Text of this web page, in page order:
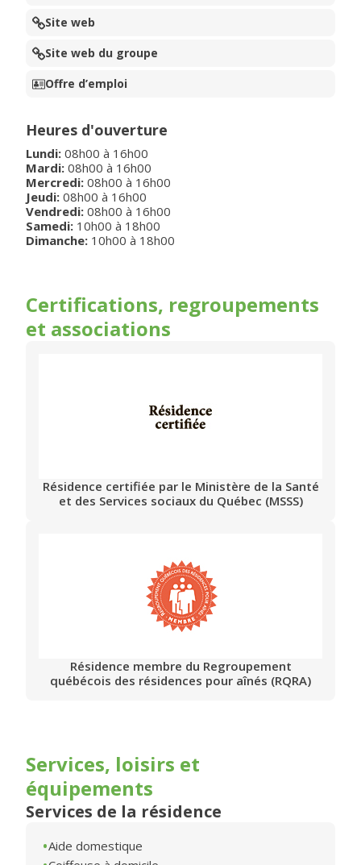
Site web
Site web du groupe
Offre d’emploi
Heures d'ouverture
Lundi: 08h00 à 16h00
Mardi: 08h00 à 16h00
Mercredi: 08h00 à 16h00
Jeudi: 08h00 à 16h00
Vendredi: 08h00 à 16h00
Samedi: 10h00 à 18h00
Dimanche: 10h00 à 18h00
Certifications, regroupements
et associations
Résidence certifiée par le Ministère de la Santé
et des Services sociaux du Québec (MSSS)
Résidence membre du Regroupement
québécois des résidences pour aînés (RQRA)
Services, loisirs et
équipements
Services de la résidence
Aide domestique